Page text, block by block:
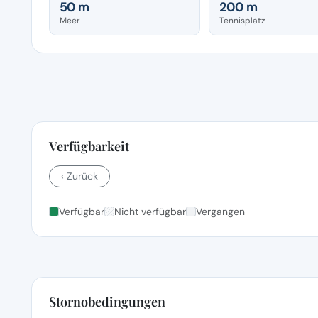
50 m
Meer
200 m
Tennisplatz
Verfügbarkeit
‹ Zurück
Verfügbar Nicht verfügbar Vergangen
Stornobedingungen